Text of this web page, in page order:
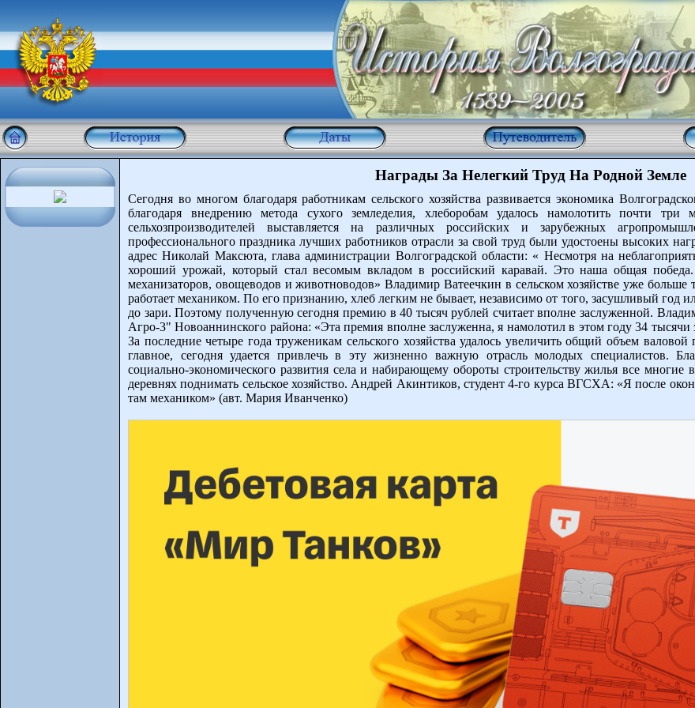
Награды За Нелегкий Труд На Родной Земле
Сегодня во многом благодаря работникам сельского хозяйства развивается экономика
благодаря внедрению метода сухого земледелия, хлеборобам удалось намолотить почти
сельхозпроизводителей выставляется на различных российских и зарубежных
профессионального праздника лучших работников отрасли за свой труд были удостоены высоких
адрес Николай Максюта, глава администрации Волгоградской области: « Несмотря на
хороший урожай, который стал весомым вкладом в российский каравай. Это наша общая
механизаторов, овощеводов и животноводов» Владимир Ватеечкин в сельском хозяйстве уже больше
работает механиком. По его признанию, хлеб легким не бывает, независимо от того, засушливый год
до зари. Поэтому полученную сегодня премию в 40 тысяч рублей считает вполне заслуженной.
Агро-3" Новоаннинского района: «Эта премия вполне заслуженна, я намолотил в этом году 34 тысячи
За последние четыре года труженикам сельского хозяйства удалось увеличить общий объем
главное, сегодня удается привлечь в эту жизненно важную отрасль молодых специалистов.
социально-экономического развития села и набирающему обороты строительству жилья все
деревнях поднимать сельское хозяйство. Андрей Акинтиков, студент 4-го курса ВГСХА: «Я после
там механиком» (авт. Мария Иванченко)